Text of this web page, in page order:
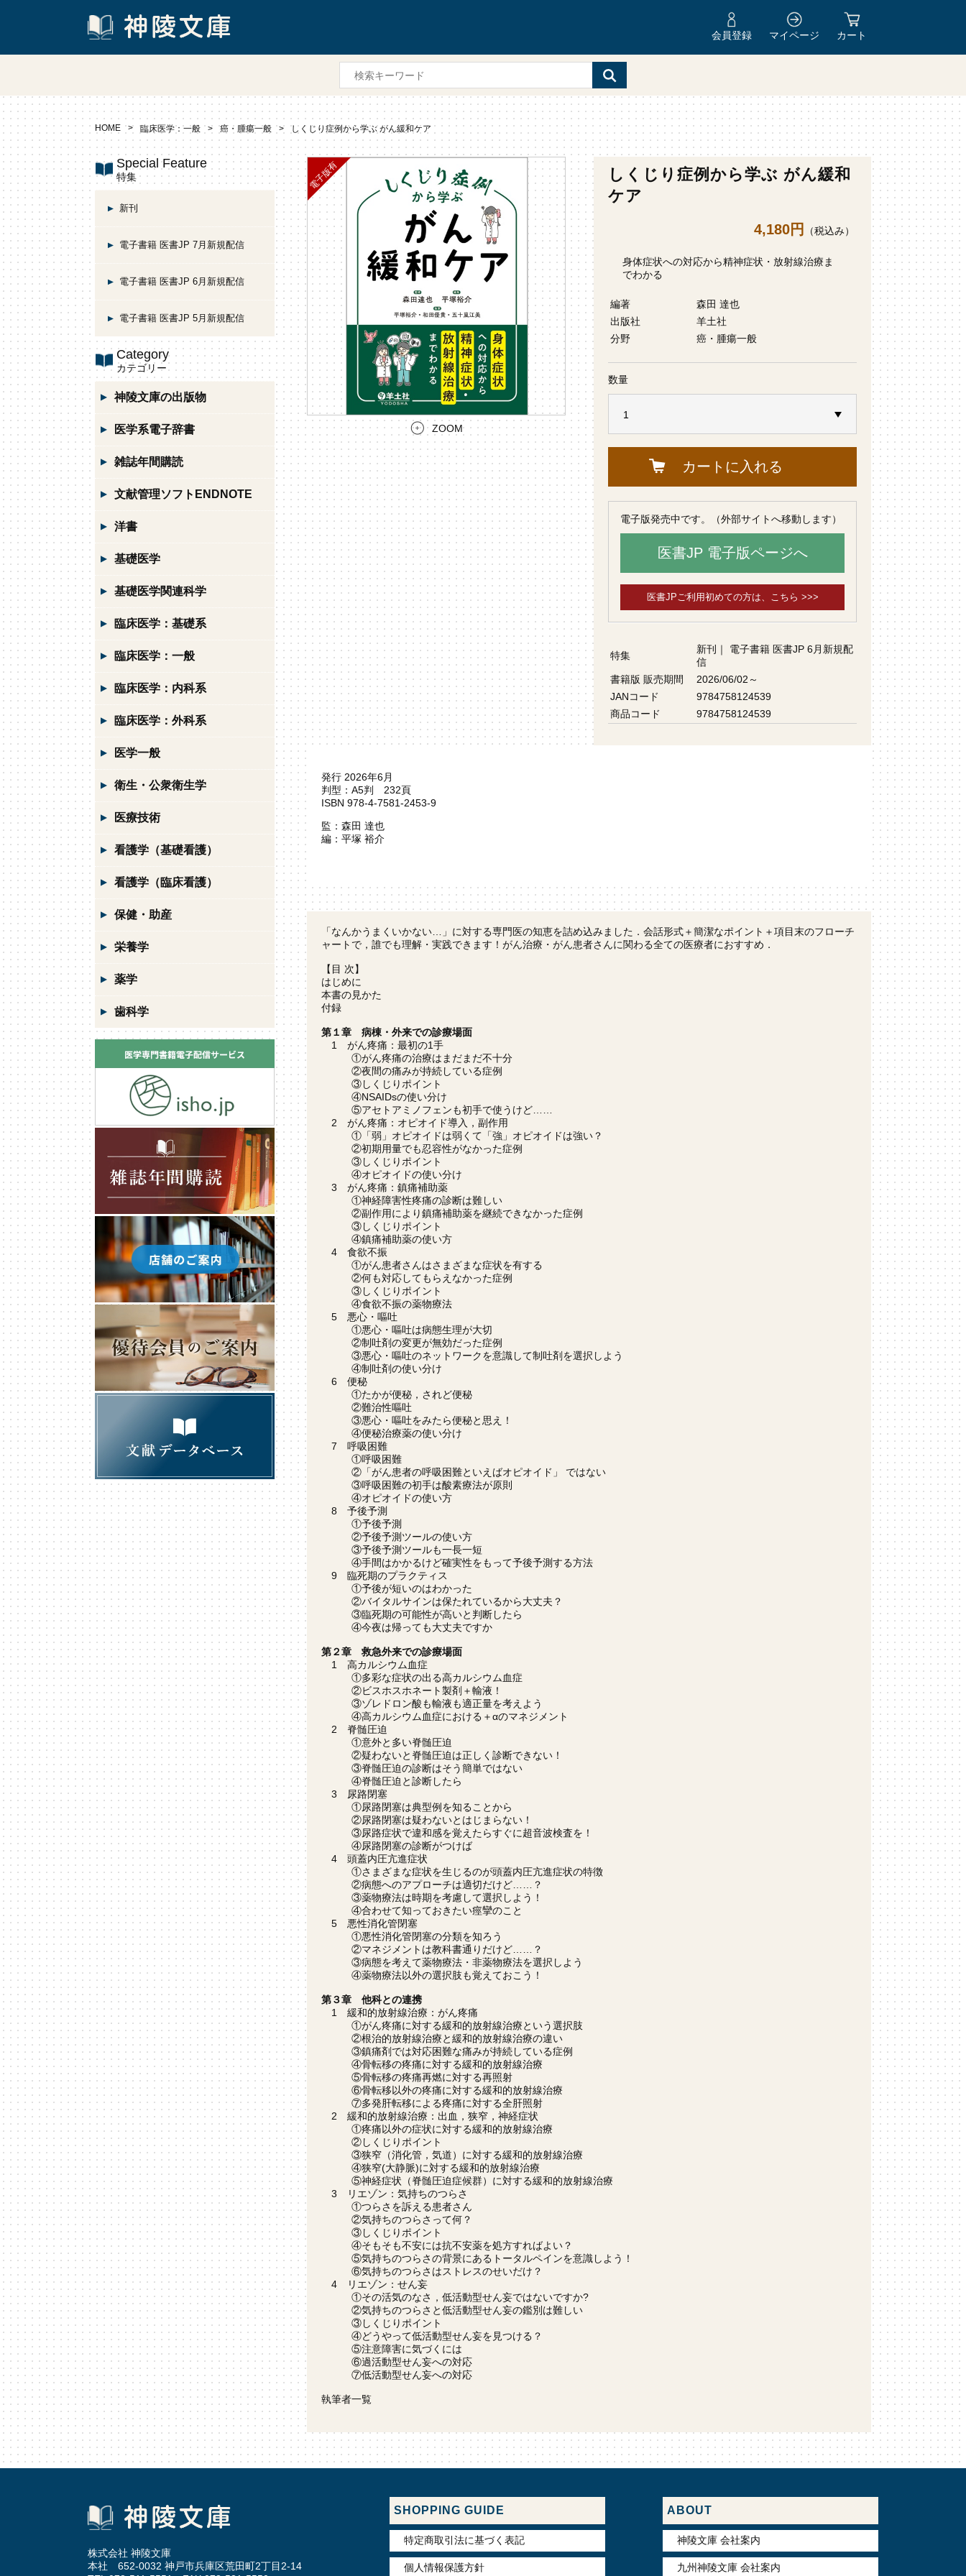
会員登録 マイページ カート
HOME 臨床医学：一般 癌・腫瘍一般 しくじり症例から学ぶ がん緩和ケア
ZOOM
しくじり症例から学ぶ がん緩和
ケア
4,180円 （税込み）
身体症状への対応から精神症状・放射線治療ま
でわかる
編著
森田 達也
出版社
羊土社
分野
癌・腫瘍一般
数量
カートに入れる
電子版発売中です。（外部サイトへ移動します）
医書JP 電子版ページへ
医書JPご利用初めての方は、こちら >>>
特集
新刊 ｜ 電子書籍 医書JP 6月新規配
信
書籍版 販売期間
2026/06/02～
JANコード
9784758124539
商品コード
9784758124539
発行 2026年6月
判型：A5判 232頁
ISBN 978-4-7581-2453-9
監：森田 達也
編：平塚 裕介
「なんかうまくいかない…」に対する専門医の知恵を詰め込みました．会話形式＋簡潔なポイント＋項目末のフローチ
ャートで，誰でも理解・実践できます！がん治療・がん患者さんに関わる全ての医療者におすすめ．
【目 次】
はじめに
本書の見かた
付録
第１章 病棟・外来での診療場面
1 がん疼痛：最初の1手
①がん疼痛の治療はまだまだ不十分
②夜間の痛みが持続している症例
③しくじりポイント
④NSAIDsの使い分け
⑤アセトアミノフェンも初手で使うけど……
2 がん疼痛：オピオイド導入，副作用
①「弱」オピオイドは弱くて「強」オピオイドは強い？
②初期用量でも忍容性がなかった症例
③しくじりポイント
④オピオイドの使い分け
3 がん疼痛：鎮痛補助薬
①神経障害性疼痛の診断は難しい
②副作用により鎮痛補助薬を継続できなかった症例
③しくじりポイント
④鎮痛補助薬の使い方
4 食欲不振
①がん患者さんはさまざまな症状を有する
②何も対応してもらえなかった症例
③しくじりポイント
④食欲不振の薬物療法
5 悪心・嘔吐
①悪心・嘔吐は病態生理が大切
②制吐剤の変更が無効だった症例
③悪心・嘔吐のネットワークを意識して制吐剤を選択しよう
④制吐剤の使い分け
6 便秘
①たかが便秘，されど便秘
②難治性嘔吐
③悪心・嘔吐をみたら便秘と思え！
④便秘治療薬の使い分け
7 呼吸困難
①呼吸困難
②「がん患者の呼吸困難といえばオピオイド」 ではない
③呼吸困難の初手は酸素療法が原則
④オピオイドの使い方
8 予後予測
①予後予測
②予後予測ツールの使い方
③予後予測ツールも一長一短
④手間はかかるけど確実性をもって予後予測する方法
9 臨死期のプラクティス
①予後が短いのはわかった
②バイタルサインは保たれているから大丈夫？
③臨死期の可能性が高いと判断したら
④今夜は帰っても大丈夫ですか
第２章 救急外来での診療場面
1 高カルシウム血症
①多彩な症状の出る高カルシウム血症
②ビスホスホネート製剤＋輸液！
③ゾレドロン酸も輸液も適正量を考えよう
④高カルシウム血症における＋αのマネジメント
2 脊髄圧迫
①意外と多い脊髄圧迫
②疑わないと脊髄圧迫は正しく診断できない！
③脊髄圧迫の診断はそう簡単ではない
④脊髄圧迫と診断したら
3 尿路閉塞
①尿路閉塞は典型例を知ることから
②尿路閉塞は疑わないとはじまらない！
③尿路症状で違和感を覚えたらすぐに超音波検査を！
④尿路閉塞の診断がつけば
4 頭蓋内圧亢進症状
①さまざまな症状を生じるのが頭蓋内圧亢進症状の特徴
②病態へのアプローチは適切だけど……？
③薬物療法は時期を考慮して選択しよう！
④合わせて知っておきたい痙攣のこと
5 悪性消化管閉塞
①悪性消化管閉塞の分類を知ろう
②マネジメントは教科書通りだけど……？
③病態を考えて薬物療法・非薬物療法を選択しよう
④薬物療法以外の選択肢も覚えておこう！
第３章 他科との連携
1 緩和的放射線治療：がん疼痛
①がん疼痛に対する緩和的放射線治療という選択肢
②根治的放射線治療と緩和的放射線治療の違い
③鎮痛剤では対応困難な痛みが持続している症例
④骨転移の疼痛に対する緩和的放射線治療
⑤骨転移の疼痛再燃に対する再照射
⑥骨転移以外の疼痛に対する緩和的放射線治療
⑦多発肝転移による疼痛に対する全肝照射
2 緩和的放射線治療：出血，狭窄，神経症状
①疼痛以外の症状に対する緩和的放射線治療
②しくじりポイント
③狭窄（消化管，気道）に対する緩和的放射線治療
④狭窄(大静脈)に対する緩和的放射線治療
⑤神経症状（脊髄圧迫症候群）に対する緩和的放射線治療
3 リエゾン：気持ちのつらさ
①つらさを訴える患者さん
②気持ちのつらさって何？
③しくじりポイント
④そもそも不安には抗不安薬を処方すればよい？
⑤気持ちのつらさの背景にあるトータルペインを意識しよう！
⑥気持ちのつらさはストレスのせいだけ？
4 リエゾン：せん妄
①その活気のなさ，低活動型せん妄ではないですか?
②気持ちのつらさと低活動型せん妄の鑑別は難しい
③しくじりポイント
④どうやって低活動型せん妄を見つける？
⑤注意障害に気づくには
⑥過活動型せん妄への対応
⑦低活動型せん妄への対応
執筆者一覧
Special Feature
特集
新刊
電子書籍 医書JP 7月新規配信
電子書籍 医書JP 6月新規配信
電子書籍 医書JP 5月新規配信
Category
カテゴリー
神陵文庫の出版物
医学系電子辞書
雑誌年間購読
文献管理ソフトENDNOTE
洋書
基礎医学
基礎医学関連科学
臨床医学：基礎系
臨床医学：一般
臨床医学：内科系
臨床医学：外科系
医学一般
衛生・公衆衛生学
医療技術
看護学（基礎看護）
看護学（臨床看護）
保健・助産
栄養学
薬学
歯科学
株式会社 神陵文庫
本社 652-0032 神戸市兵庫区荒田町2丁目2-14
SHOPPING GUIDE
特定商取引法に基づく表記
個人情報保護方針
ABOUT
神陵文庫 会社案内
九州神陵文庫 会社案内